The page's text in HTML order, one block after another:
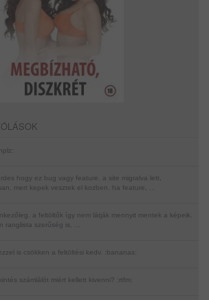
hogy ez bug vagy feature. a site migralva lett,
mert kepek vesztek el kozben. ha feature, ...
a feltöltők így nem látják mennyit mentek a képeik.
ranglista szerűség is, ...
is csökken a feltöltési kedv. :bananas:
számlálót miért kellett kivenni? :rtfm: